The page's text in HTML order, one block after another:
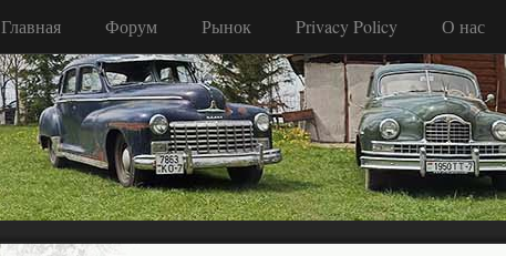
Главная Форум Рынок Privacy Policy О нас